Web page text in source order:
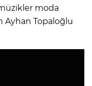
moda
Ayhan Topaloğlu